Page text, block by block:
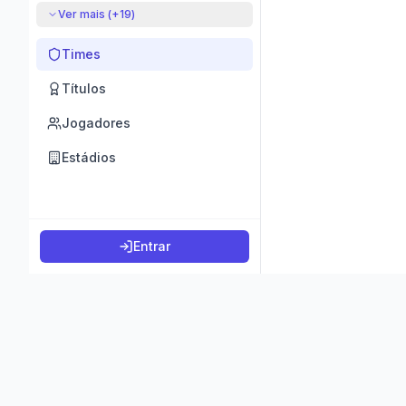
Ver mais (+19)
Times
Títulos
Jogadores
Estádios
Entrar